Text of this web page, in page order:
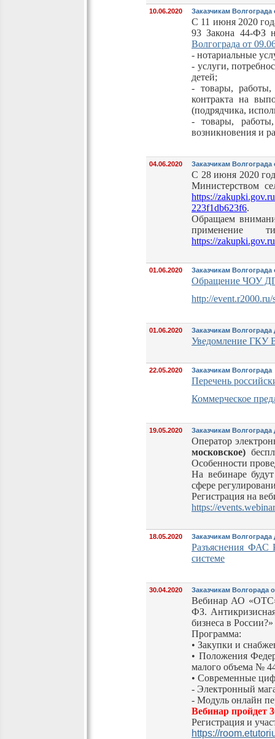
10.06.2020 Заказчикам
С 11 июня 2020
93 Закона 44-ФЗ
Волгограда от
- нотариальные
- услуги,
детей;
- товары, работы,
контракта на
(подрядчика,
- товары,
возникновения и
04.06.2020 Заказчикам Волгограда
С 28 июня 2020
Министерством
https://
223f1db623f6.
Обращаем
применение
https://
01.06.2020 Заказчикам
Обращение ЧОУ
http://event.r2000.ru/
01.06.2020 Заказчикам Волгограда
Уведомление ГКУ
22.05.2020 Заказчикам Волгограда
Перечень
Коммерческое
19.05.2020 Заказчикам Волгограда
Оператор
московское)
Особенности
На вебинаре
сфере
Регистрация на
https://
18.05.2020 Заказчикам
Разъяснения ФАС
системе
30.04.2020 Заказчикам Волгорада
Вебинар АО «ОТС»
ФЗ.
бизнеса в России?»
Программа:
• Закупки и
• Положения
малого объема №
• Современные
- Электронный
- Модуль онлайн
Вебинар пройдет
Регистрация и
https://